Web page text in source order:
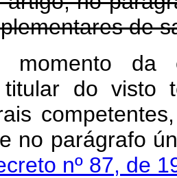
de
da
titular do visto
e no
nº 87, de